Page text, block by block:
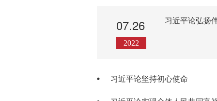
07.26
2022
习近平论弘扬
习近平论坚持初心使命